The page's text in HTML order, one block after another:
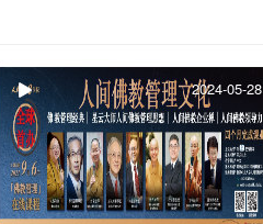
2024-05-28